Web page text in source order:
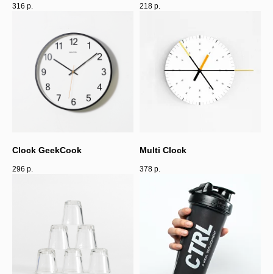
316 р. 218 р.
Clock GeekCook
296 р.
Multi Clock
378 р.